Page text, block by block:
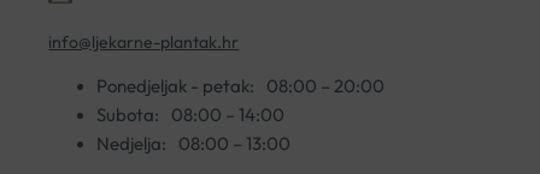
info@ljekarne-plantak.hr
Ponedjeljak - petak:
08:00 – 20:00
Subota:
08:00 – 14:00
Nedjelja:
08:00 – 13:00